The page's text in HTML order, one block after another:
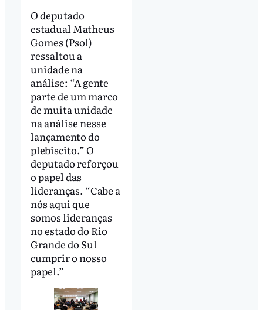
O deputado
estadual Matheus
Gomes (Psol)
ressaltou a
unidade na
análise: “A gente
parte de um marco
de muita unidade
na análise nesse
lançamento do
plebiscito.” O
deputado reforçou
o papel das
lideranças. “Cabe a
nós aqui que
somos lideranças
no estado do Rio
Grande do Sul
cumprir o nosso
papel.”